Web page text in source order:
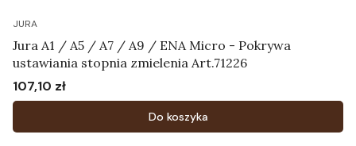
JURA
Jura A1 / A5 / A7 / A9 / ENA Micro - Pokrywa
ustawiania stopnia zmielenia Art.71226
Cena
107,10 zł
Do koszyka